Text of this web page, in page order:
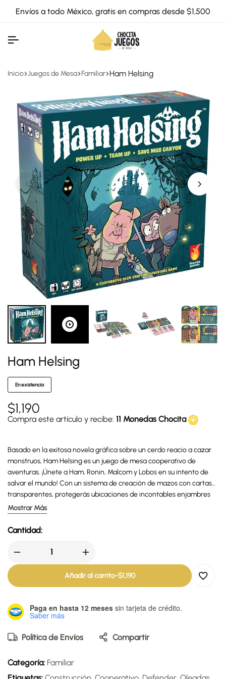
Envíos a todo México, gratis en compras desde $1,500
Inicio Juegos de Mesa Familiar Ham Helsing
Ham Helsing
En existencia
$1,190
Compra este artículo y recibe: 11 Monedas Chocita
Basado en la exitosa novela gráfica sobre un cerdo reacio a cazar
monstruos, Ham Helsing es un juego de mesa cooperativo de
aventuras. ¡Únete a Ham, Ronin, Malcom y Lobos en su intento de
salvar el mundo! Con un sistema de creación de mazos con cartas
transparentes, protegerás ubicaciones de incontables enjambres
de esbirros mientras mejoras tus habilidades.
Mostrar Más
Cantidad:
Añadir al carrito-$1,190
Paga en hasta 12 meses sin tarjeta de crédito.
Saber más
Política de Envíos Compartir
Categoría: Familiar